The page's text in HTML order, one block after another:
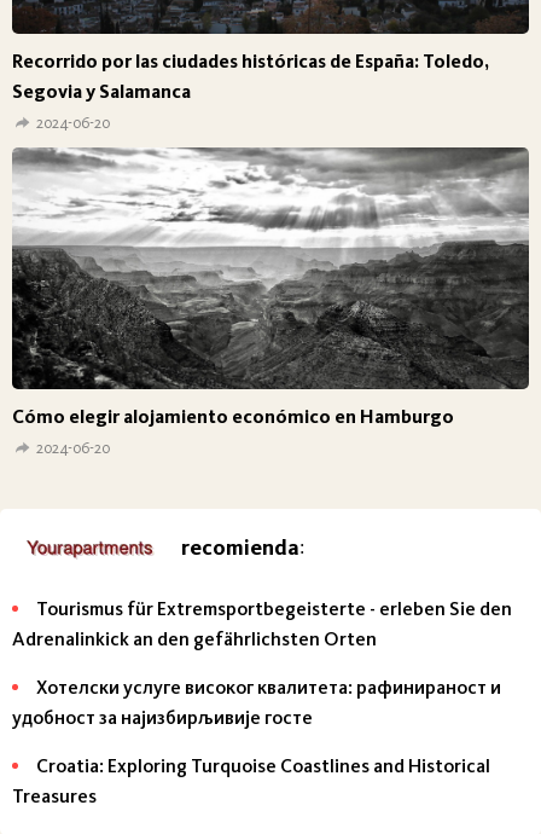
Recorrido por las ciudades históricas de España: Toledo,
Segovia y Salamanca
2024-06-20
Cómo elegir alojamiento económico en Hamburgo
2024-06-20
recomienda:
Tourismus für Extremsportbegeisterte - erleben Sie den
Adrenalinkick an den gefährlichsten Orten
Хотелски услуге високог квалитета: рафинираност и
удобност за најизбирљивије госте
Croatia: Exploring Turquoise Coastlines and Historical
Treasures